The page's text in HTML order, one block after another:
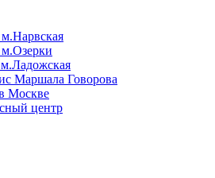
Маршала Говорова
Москве
центр